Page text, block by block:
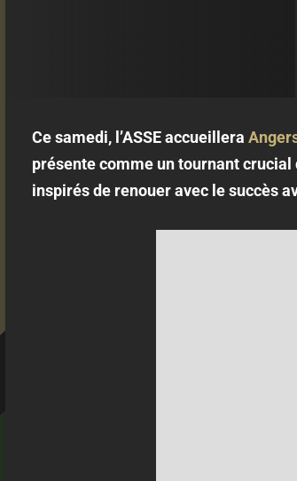
Ce samedi, l’ASSE accueillera
présente comme un tournant crucial
inspirés de renouer avec le succès